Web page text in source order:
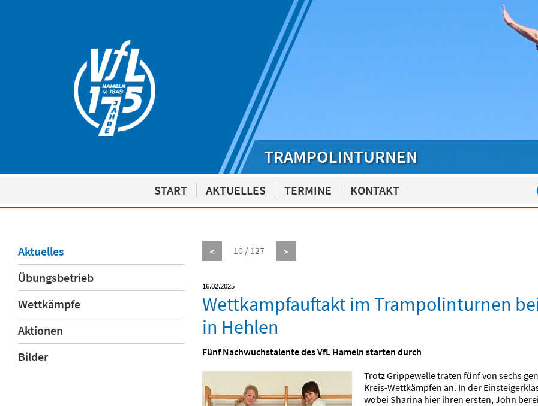
TRAMPOLINTURNEN
START AKTUELLES TERMINE KONTAKT
Aktuelles
Übungsbetrieb
Wettkämpfe
Aktionen
Bilder
< 10 / 127 >
16.02.2025
Wettkampfauftakt im Trampolinturnen
in Hehlen
Fünf Nachwuchstalente des VfL Hameln starten durch
Trotz Grippewelle traten fünf von sechs
Kreis-Wettkämpfen an. In der
wobei Sharina hier ihren ersten, John